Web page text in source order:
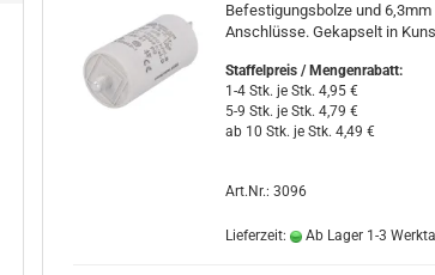
Befestigungsbolze und
Anschlüsse. Gekapselt in
Staffelpreis / Mengenrabatt:
1-4 Stk. je Stk. 4,95 €
5-9 Stk. je Stk. 4,79 €
ab 10 Stk. je Stk. 4,49 €
Art.Nr.: 3096
Lieferzeit: Ab Lager 1-3